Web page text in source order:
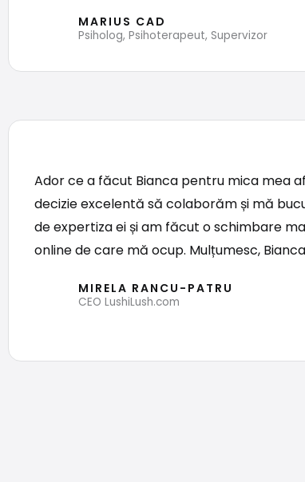
MARIUS CAD
Psiholog, Psihoterapeut, Supervizor
Ador ce a făcut Bianca pentru mica mea
decizie excelentă să colaborăm și mă
de expertiza ei și am făcut o schimbare
online de care mă ocup. Mulțumesc,
MIRELA RANCU-PATRU
CEO LushiLush.com